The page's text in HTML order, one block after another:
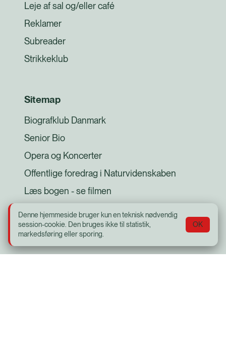
Leje af sal og/eller café
Reklamer
Subreader
Strikkeklub
Sitemap
Biografklub Danmark
Senior Bio
Opera og Koncerter
Offentlige foredrag i Naturvidenskaben
Læs bogen - se filmen
Plakat til køleskabet
Denne hjemmeside bruger kun en teknisk nødvendig
session-cookie. Den bruges ikke til statistik,
markedsføring eller sporing.
OK